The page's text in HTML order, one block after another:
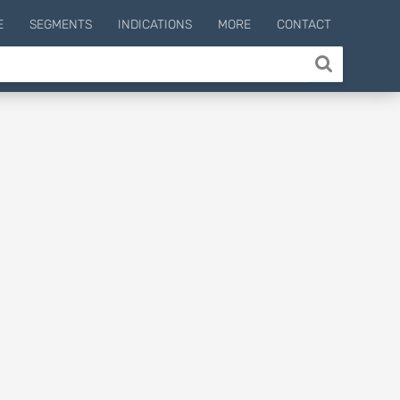
SEGMENTS INDICATIONS MORE CONTACT